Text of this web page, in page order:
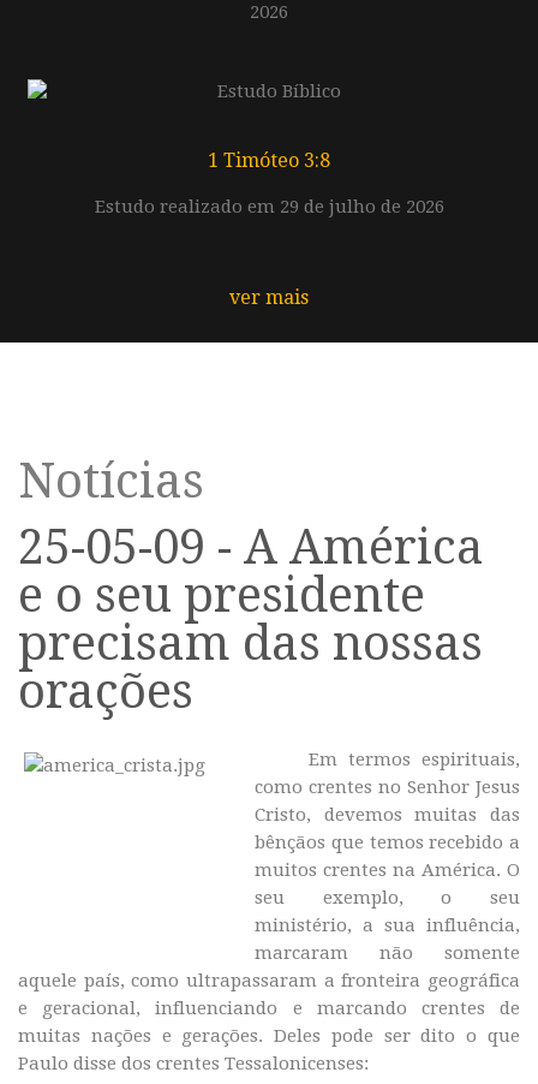
2026
1 Timóteo 3:8
Estudo realizado em 29 de julho de 2026
ver mais
Notícias
25-05-09 - A América
e o seu presidente
precisam das nossas
orações
Em termos espirituais,
como crentes no Senhor Jesus
Cristo, devemos muitas das
bênçãos que temos recebido a
muitos crentes na América. O
seu exemplo, o seu
ministério, a sua influência,
marcaram não somente
aquele país, como ultrapassaram a fronteira geográfica
e geracional, influenciando e marcando crentes de
muitas nações e gerações. Deles pode ser dito o que
Paulo disse dos crentes Tessalonicenses: